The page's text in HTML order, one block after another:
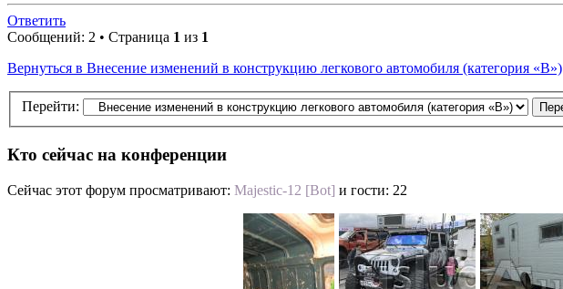
Ответить
Сообщений: 2 • Страница 1 из 1
Вернуться в Внесение изменений в конструкцию легкового автомобиля (категория «В»)
Перейти:
Кто сейчас на конференции
Сейчас этот форум просматривают: Majestic-12 [Bot] и гости: 22